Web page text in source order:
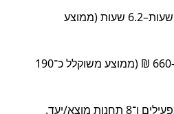
טווחי משך כוללים: 1.2 שעות–6.2 שעות (ממוצע
טווחי מחיר כוללים: 18–660 ₪ (ממוצע משוקלל כ־190